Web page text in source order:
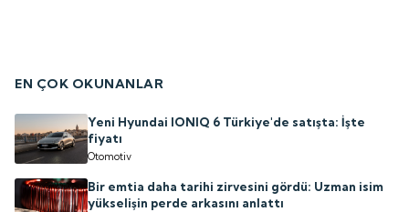
EN ÇOK OKUNANLAR
Yeni Hyundai IONIQ 6 Türkiye'de satışta: İşte
fiyatı
Otomotiv
Bir emtia daha tarihi zirvesini gördü: Uzman isim
yükselişin perde arkasını anlattı